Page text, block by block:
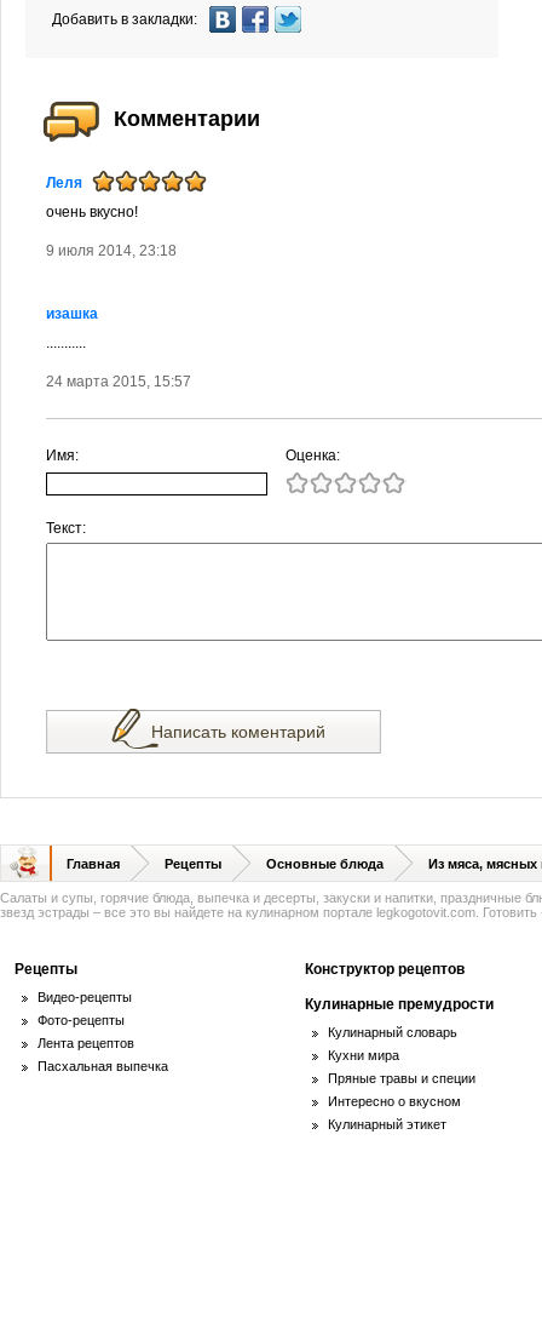
Добавить в закладки:
Комментарии
Леля
очень вкусно!
9 июля 2014, 23:18
изашка
...........
24 марта 2015, 15:57
Имя: Оценка:
Текст:
Написать коментарий
Главная Рецепты Основные блюда Из мяса, мясных
Салаты и супы, горячие блюда, выпечка и десерты, закуски и напитки, праздничные
звезд эстрады – все это вы найдете на кулинарном портале legkogotovit.com. Готовить
Рецепты
Видео-рецепты
Фото-рецепты
Лента рецептов
Пасхальная выпечка
Конструктор рецептов
Кулинарные премудрости
Кулинарный словарь
Кухни мира
Пряные травы и специи
Интересно о вкусном
Кулинарный этикет